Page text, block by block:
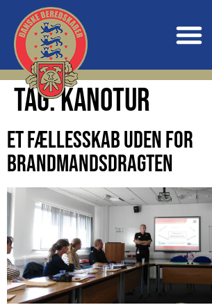
TAG:KANOTUR
ET FÆLLESSKAB UDEN FOR
BRANDMANDSDRAGTEN